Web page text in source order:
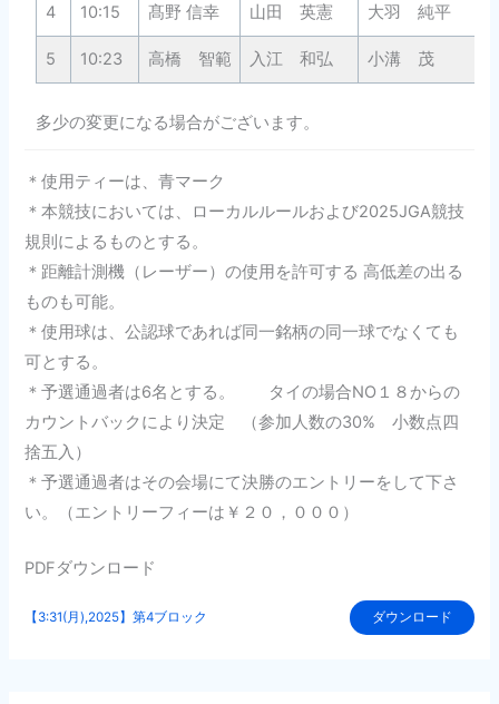
4 10:15 髙野 信幸 山田 英憲 大羽 純平
5 10:23 高橋 智範 入江 和弘 小溝 茂
多少の変更になる場合がございます。
＊使用ティーは、青マーク
＊本競技においては、ローカルルールおよび2025JGA競技
規則によるものとする。
＊距離計測機（レーザー）の使用を許可する 高低差の出る
ものも可能。
＊使用球は、公認球であれば同一銘柄の同一球でなくても
可とする。
＊予選通過者は6名とする。 タイの場合NO１８からの
カウントバックにより決定 （参加人数の30% 小数点四
捨五入）
＊予選通過者はその会場にて決勝のエントリーをして下さ
い。（エントリーフィーは￥２０，０００）
PDFダウンロード
【3:31(月),2025】第4ブロック ダウンロード